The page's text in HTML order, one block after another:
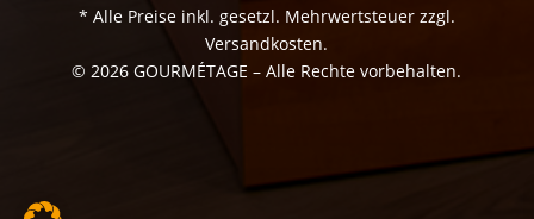
* Alle Preise inkl. gesetzl. Mehrwertsteuer zzgl.
Versandkosten.
© 2026 GOURMÉTAGE – Alle Rechte vorbehalten.